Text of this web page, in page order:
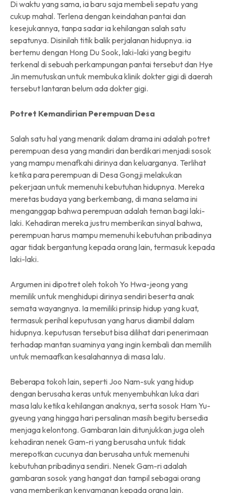
Di waktu yang sama, ia baru saja membeli sepatu yang
cukup mahal. Terlena dengan keindahan pantai dan
kesejukannya, tanpa sadar ia kehilangan salah satu
sepatunya. Disinilah titik balik perjalanan hidupnya. ia
bertemu dengan Hong Du Sook, laki-laki yang begitu
terkenal di sebuah perkampungan pantai tersebut dan Hye
Jin memutuskan untuk membuka klinik dokter gigi di daerah
tersebut lantaran belum ada dokter gigi.
Potret Kemandirian Perempuan Desa
Salah satu hal yang menarik dalam drama ini adalah potret
perempuan desa yang mandiri dan berdikari menjadi sosok
yang mampu menafkahi dirinya dan keluarganya. Terlihat
ketika para perempuan di Desa Gongji melakukan
pekerjaan untuk memenuhi kebutuhan hidupnya. Mereka
meretas budaya yang berkembang, di mana selama ini
menganggap bahwa perempuan adalah teman bagi laki-
laki. Kehadiran mereka justru memberikan sinyal bahwa,
perempuan harus mampu memenuhi kebutuhan pribadinya
agar tidak bergantung kepada orang lain, termasuk kepada
laki-laki.
Argumen ini dipotret oleh tokoh Yo Hwa-jeong yang
memilik untuk menghidupi dirinya sendiri beserta anak
semata wayangnya. Ia memiliki prinsip hidup yang kuat,
termasuk perihal keputusan yang harus diambil dalam
hidupnya. keputusan tersebut bisa dilihat dari penerimaan
terhadap mantan suaminya yang ingin kembali dan memilih
untuk memaafkan kesalahannya di masa lalu.
Beberapa tokoh lain, seperti Joo Nam-suk yang hidup
dengan berusaha keras untuk menyembuhkan luka dari
masa lalu ketika kehilangan anaknya, serta sosok Ham Yu-
gyeung yang hingga hari persalinan masih begitu bersedia
menjaga kelontong. Gambaran lain ditunjukkan juga oleh
kehadiran nenek Gam-ri yang berusaha untuk tidak
merepotkan cucunya dan berusaha untuk memenuhi
kebutuhan pribadinya sendiri. Nenek Gam-ri adalah
gambaran sosok yang hangat dan tampil sebagai orang
yang memberikan kenyamanan kepada orang lain.